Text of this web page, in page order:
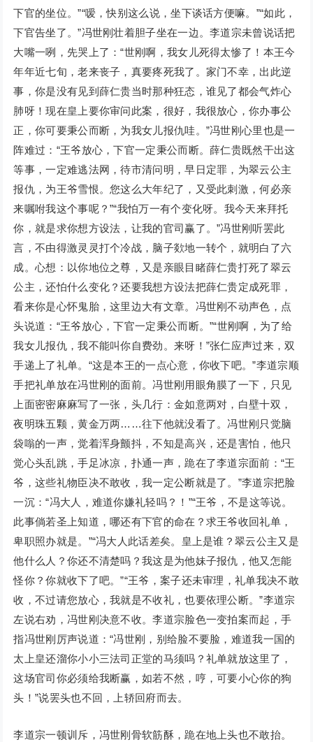
下官的坐位。”“嗳，快别这么说，坐下谈话方便嘛。”“如此，
下官告坐了。”冯世刚壮着胆子坐在一边。李道宗未曾说话把
大嘴一咧，先哭上了：“世刚啊，我女儿死得太惨了！本王今
年年近七旬，老来丧子，真要疼死我了。家门不幸，出此逆
事，你是没有见到薛仁贵当时那种狂态，谁见了都会气炸心
肺呀！现在皇上要你审问此案，很好，我很放心，你办事公
正，你可要秉公而断，为我女儿报仇哇。”冯世刚心里也是一
阵难过：“王爷放心，下官一定秉公而断。薛仁贵既然干出这
等事，一定难逃法网，待市清问明，早日定罪，为翠云公主
报仇，为王爷雪恨。您这么大年纪了，又受此刺激，何必亲
来嘱咐我这个事呢？”“我怕万一有个变化呀。我今天来拜托
你，就是求你想方设法，让我的官司赢了。”冯世刚听罢此
言，不由得激灵灵打个冷战，脑子欻地一转个，就明白了六
成。心想：以你地位之尊，又是亲眼目睹薛仁贵打死了翠云
公主，还怕什么变化？还要我想方设法把薛仁贵定成死罪，
看来你是心怀鬼胎，这里边大有文章。冯世刚不动声色，点
头说道：“王爷放心，下官一定秉公而断。”“世刚啊，为了给
我女儿报仇，我不能叫你自费劲。来呀！”张仁应声过来，双
手递上了礼单。“这是本王的一点心意，你收下吧。”李道宗顺
手把礼单放在冯世刚的面前。冯世刚用眼角膜了一下，只见
上面密密麻麻写了一张，头几行：金如意两对，白壁十双，
夜明珠五颗，黄金万两……往下他就没看了。冯世刚只觉脑
袋嗡的一声，觉着浑身颤抖，不知是高兴，还是害怕，他只
觉心头乱跳，手足冰凉，扑通一声，跪在了李道宗面前：“王
爷，这些礼物臣决不敢收，我一定公断就是了。”李道宗把脸
一沉：“冯大人，难道你嫌礼轻吗？！”“王爷，不是这等说。
此事倘若圣上知道，哪还有下官的命在？求王爷收回礼单，
卑职照办就是。”“冯大人此话差矣。皇上是谁？翠云公主又是
他什么人？你还不清楚吗？我这是为他妹子报仇，他又怎能
怪你？你就收下了吧。”“王爷，案子还未审理，礼单我决不敢
收，不过请您放心，我就是不收礼，也要依理公断。”李道宗
左说右劝，冯世刚决意不收。李道宗脸色一变拍案而起，手
指冯世刚厉声说道：“冯世刚，别给脸不要脸，难道我一国的
太上皇还溜你小小三法司正堂的马须吗？礼单就放这里了，
这场官司你必须给我断赢，如若不然，哼，可要小心你的狗
头！”说罢头也不回，上轿回府而去。
李道宗一顿训斥，冯世刚骨软筋酥，跪在地上头也不敢抬。